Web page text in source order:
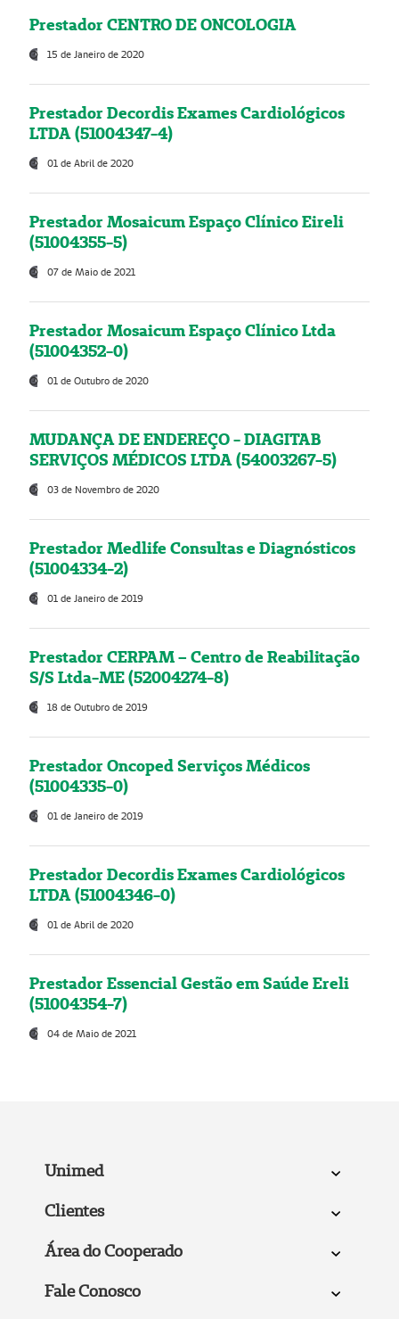
Prestador CENTRO DE ONCOLOGIA
15 de Janeiro de 2020
Prestador Decordis Exames Cardiológicos
LTDA (51004347-4)
01 de Abril de 2020
Prestador Mosaicum Espaço Clínico Eireli
(51004355-5)
07 de Maio de 2021
Prestador Mosaicum Espaço Clínico Ltda
(51004352-0)
01 de Outubro de 2020
MUDANÇA DE ENDEREÇO - DIAGITAB
SERVIÇOS MÉDICOS LTDA (54003267-5)
03 de Novembro de 2020
Prestador Medlife Consultas e Diagnósticos
(51004334-2)
01 de Janeiro de 2019
Prestador CERPAM – Centro de Reabilitação
S/S Ltda-ME (52004274-8)
18 de Outubro de 2019
Prestador Oncoped Serviços Médicos
(51004335-0)
01 de Janeiro de 2019
Prestador Decordis Exames Cardiológicos
LTDA (51004346-0)
01 de Abril de 2020
Prestador Essencial Gestão em Saúde Ereli
(51004354-7)
04 de Maio de 2021
Unimed
Clientes
Área do Cooperado
Fale Conosco